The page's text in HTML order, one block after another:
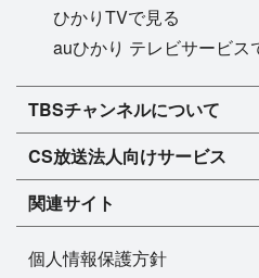
ひかりTVで見る
auひかり テレビサービス
TBSチャンネル1
TBSチャンネル2
マンスリーガイド［PDF］
TBSチャンネルについて
TBSチャンネルについて
FAQ・よくあるご質問
インフォメーション
プレゼント
CS放送法人向けサービス
法人向けサービスについて
TBSチャンネル1
TBSチャンネル2
今月放送
ドラマ
バラエティ
音楽
関連サイト
BS-TBS
個人情報保護方針